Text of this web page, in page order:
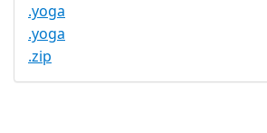
.yoga
.yoga
.zip